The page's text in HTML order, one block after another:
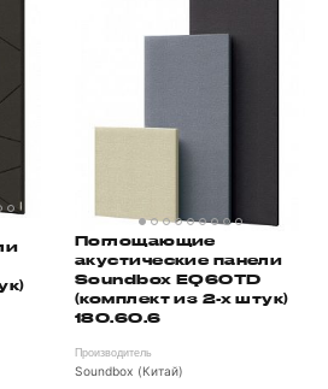
Поглощающие
акустические панели
Soundbox EQ60TD
(комплект из 2-х штук)
180.60.6
Производитель
Soundbox (Китай)